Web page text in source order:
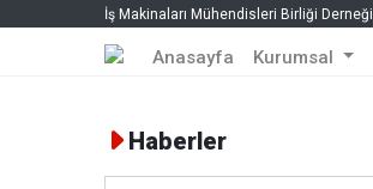
İş Makinaları Mühendisleri Birliği Derneği
Anasayfa Kurumsal
Haberler